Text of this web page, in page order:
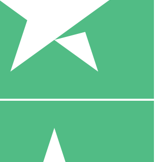
1000
10 Downloads
20 00